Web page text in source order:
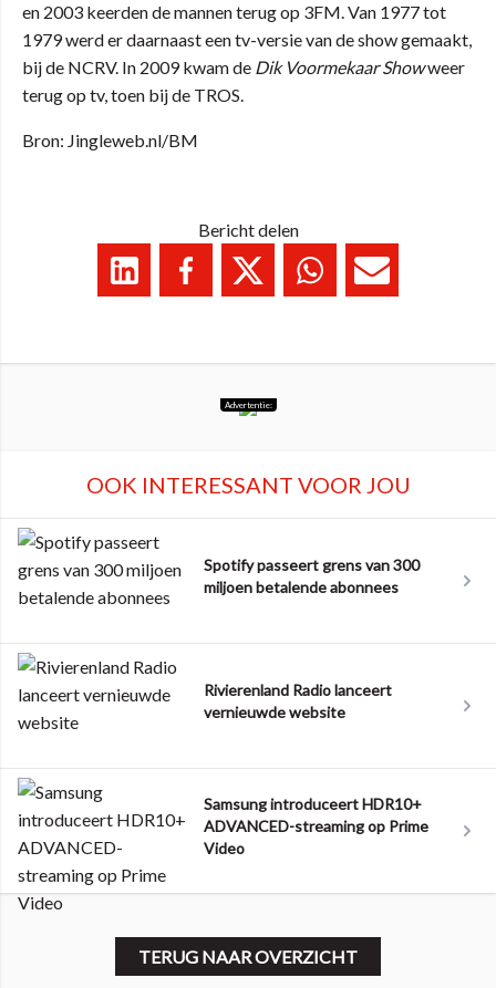
en 2003 keerden de mannen terug op 3FM. Van 1977 tot
1979 werd er daarnaast een tv-versie van de show gemaakt,
bij de NCRV. In 2009 kwam de Dik Voormekaar Showweer
terug op tv, toen bij de TROS.
Bron: Jingleweb.nl/BM
Bericht delen
Advertentie:
OOK INTERESSANT VOOR JOU
Spotify passeert grens van 300
miljoen betalende abonnees
Rivierenland Radio lanceert
vernieuwde website
Samsung introduceert HDR10+
ADVANCED-streaming op Prime
Video
TERUG NAAR OVERZICHT